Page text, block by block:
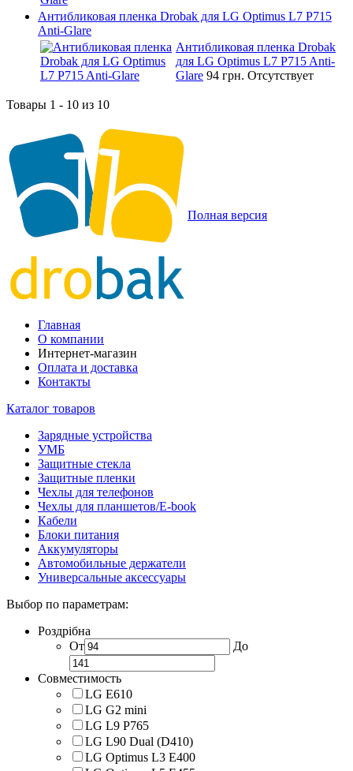
Антибликовая пленка Drobak для LG Optimus L7 P715
Anti-Glare
Антибликовая пленка Drobak
для LG Optimus L7 P715 Anti-
Glare 94 грн. Отсутствует
Товары 1 - 10 из 10
Полная версия
Главная
О компании
Интернет-магазин
Оплата и доставка
Контакты
Каталог товаров
Зарядные устройства
УМБ
Защитные стекла
Защитные пленки
Чехлы для телефонов
Чехлы для планшетов/E-book
Кабели
Блоки питания
Аккумуляторы
Автомобильные держатели
Универсальные аксессуары
Выбор по параметрам:
Роздрібна
От
До
Совместимость
LG E610
LG G2 mini
LG L9 P765
LG L90 Dual (D410)
LG Optimus L3 E400